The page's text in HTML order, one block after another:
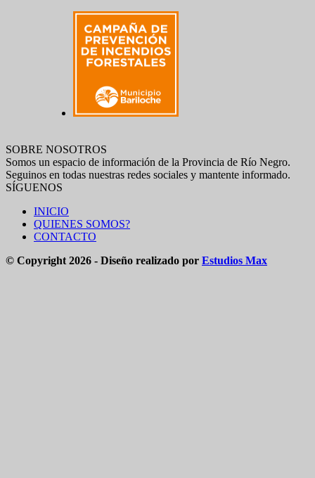
SOBRE NOSOTROS
Somos un espacio de información de la Provincia de Río Negro.
Seguinos en todas nuestras redes sociales y mantente informado.
SÍGUENOS
INICIO
QUIENES SOMOS?
CONTACTO
© Copyright 2026 - Diseño realizado por Estudios Max